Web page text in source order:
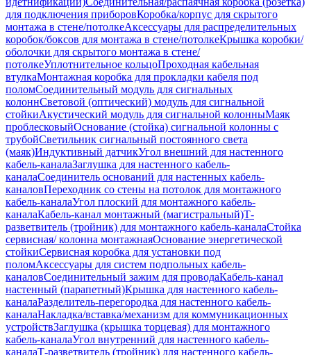
для подключения приборовКоробка/корпус для скрытого
монтажа в стене/потолкеАксессуары для распределительных
коробок/боксов для монтажа в стене/потолкеКрышка коробки/
оболочки для скрытого монтажа в стене/
потолкеУплотнительное кольцоПроходная кабельная
втулкаМонтажная коробка для прокладки кабеля под
поломСоединительный модуль для сигнальных
колоннСветовой (оптический) модуль для сигнальной
стойкиАкустический модуль для сигнальной колонныМаяк
проблесковыйОснование (стойка) сигнальной колонны с
трубойСветильник сигнальный постоянного света
(маяк)Индуктивный датчикУгол внешний для настенного
кабель-каналаЗаглушка для настенного кабель-
каналаСоединитель оснований для настенных кабель-
каналовПереходник со стены на потолок для монтажного
кабель-каналаУгол плоский для монтажного кабель-
каналаКабель-канал монтажный (магистральный)Т-
разветвитель (тройник) для монтажного кабель-каналаСтойка
сервисная/ колонна монтажнаяОснование энергетической
стойкиСервисная коробка для установки под
поломАксессуары для систем подпольных кабель-
каналовСоединительный зажим для проводаКабель-канал
настенный (парапетный)Крышка для настенного кабель-
каналаРазделитель-перегородка для настенного кабель-
каналаНакладка/вставка/механизм для коммуникационных
устройствЗаглушка (крышка торцевая) для монтажного
кабель-каналаУгол внутренний для настенного кабель-
каналаТ-разветвитель (тройник) для настенного кабель-